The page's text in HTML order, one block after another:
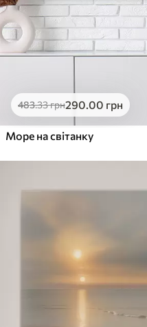
483.33грн290.00 грн
Море на світанку